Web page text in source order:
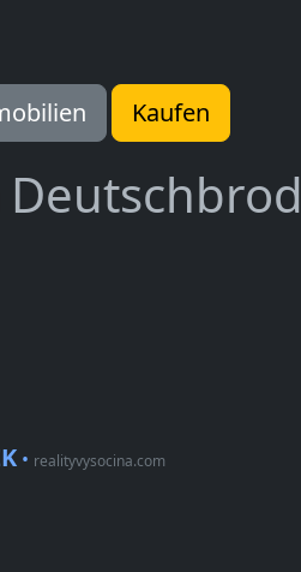
Kaufen
Deutschbrod
• realityvysocina.com